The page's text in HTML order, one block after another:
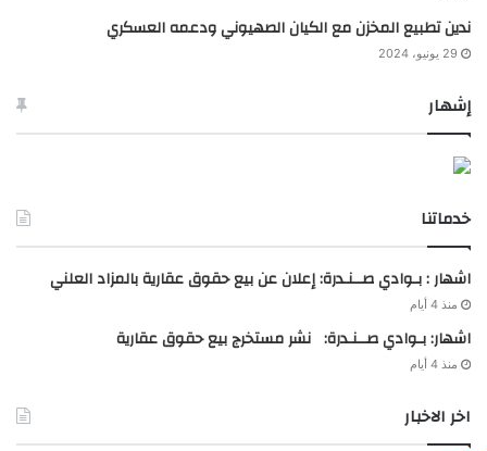
ندين تطبيع المخزن مع الكيان الصهيوني ودعمه العسكري
29 يونيو، 2024
إشهار
خدماتنا
اشهار : بـوادي صــنـدرة: إعلان عن بيع حقوق عقارية بالمزاد العلني
منذ 4 أيام
اشهار: بـوادي صــنـدرة: نشر مستخرج بيع حقوق عقارية
منذ 4 أيام
اخر الاخبار